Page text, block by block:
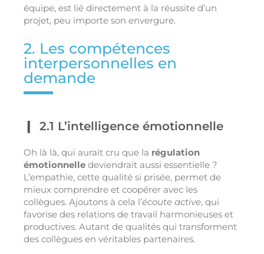
équipe, est lié directement à la réussite d’un
projet, peu importe son envergure.
2. Les compétences
interpersonnelles en
demande
2.1 L’intelligence émotionnelle
Oh là là, qui aurait cru que la régulation
émotionnelle deviendrait aussi essentielle ?
L’empathie, cette qualité si prisée, permet de
mieux comprendre et coopérer avec les
collègues. Ajoutons à cela l’écoute active, qui
favorise des relations de travail harmonieuses et
productives. Autant de qualités qui transforment
des collègues en véritables partenaires.